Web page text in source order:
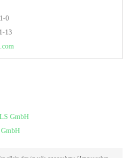
0
13
GmbH